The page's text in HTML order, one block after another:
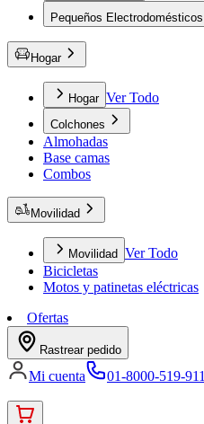
Pequeños Electrodomésticos
Hogar
Hogar Ver Todo
Colchones
Almohadas
Base camas
Combos
Movilidad
Movilidad Ver Todo
Bicicletas
Motos y patinetas eléctricas
Ofertas
Rastrear pedido
Mi cuenta 01-8000-519-911